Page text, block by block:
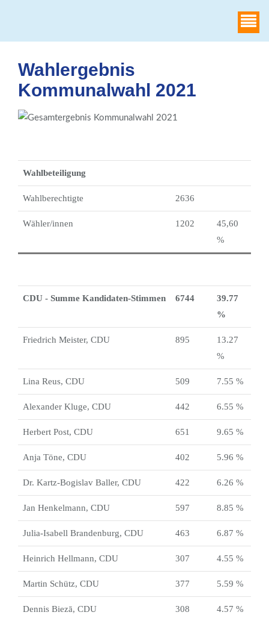
WAHLHEIMAT
Wahlergebnis
Kommunalwahl 2021
Wahlbeteiligung
Wahlberechtigte 2636
Wähler/innen 1202
45,60
%
CDU - Summe Kandidaten-Stimmen 6744
39.77
%
Friedrich Meister, CDU 895
13.27
%
Lina Reus, CDU 509 7.55 %
Alexander Kluge, CDU 442 6.55 %
Herbert Post, CDU 651 9.65 %
Anja Töne, CDU 402 5.96 %
Dr. Kartz-Bogislav Baller, CDU 422 6.26 %
Jan Henkelmann, CDU 597 8.85 %
Julia-Isabell Brandenburg, CDU 463 6.87 %
Heinrich Hellmann, CDU 307 4.55 %
Martin Schütz, CDU 377 5.59 %
Dennis Biezā, CDU 308 4.57 %